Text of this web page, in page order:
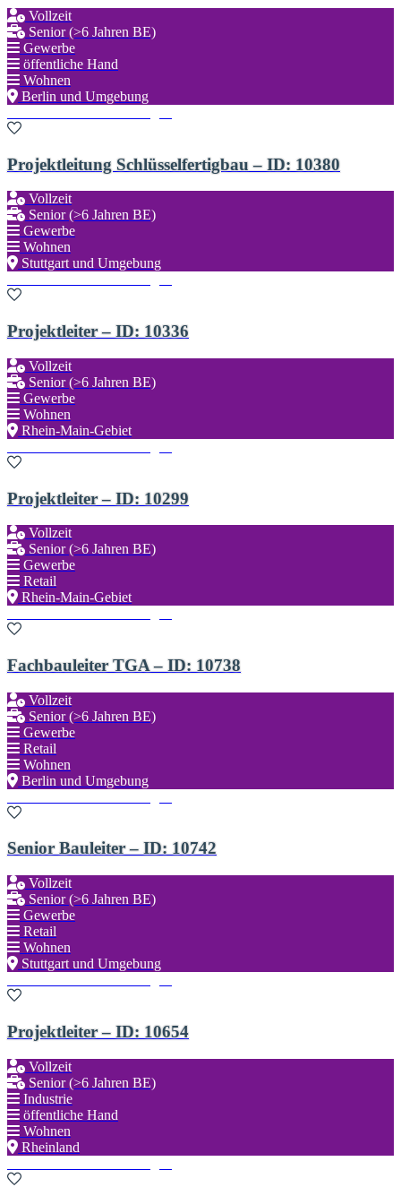
Vollzeit
Senior (>6 Jahren BE)
Gewerbe
öffentliche Hand
Wohnen
Berlin und Umgebung
Projektleitung Schlüsselfertigbau – ID: 10380
Vollzeit
Senior (>6 Jahren BE)
Gewerbe
Wohnen
Stuttgart und Umgebung
Projektleiter – ID: 10336
Vollzeit
Senior (>6 Jahren BE)
Gewerbe
Wohnen
Rhein-Main-Gebiet
Projektleiter – ID: 10299
Vollzeit
Senior (>6 Jahren BE)
Gewerbe
Retail
Rhein-Main-Gebiet
Fachbauleiter TGA – ID: 10738
Vollzeit
Senior (>6 Jahren BE)
Gewerbe
Retail
Wohnen
Berlin und Umgebung
Senior Bauleiter – ID: 10742
Vollzeit
Senior (>6 Jahren BE)
Gewerbe
Retail
Wohnen
Stuttgart und Umgebung
Projektleiter – ID: 10654
Vollzeit
Senior (>6 Jahren BE)
Industrie
öffentliche Hand
Wohnen
Rheinland